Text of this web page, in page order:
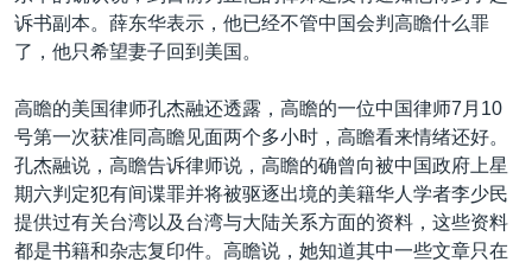
重要讲话与声明
台海两岸关系
南中国海争端
关注西藏
关注新疆
GEN Z 看美国
诉书副本。薛东华表示，他已经不管中国会判高瞻什么罪
了，他只希望妻子回到美国。
高瞻的美国律师孔杰融还透露，高瞻的一位中国律师7月10
号第一次获准同高瞻见面两个多小时，高瞻看来情绪还好。
孔杰融说，高瞻告诉律师说，高瞻的确曾向被中国政府上星
期六判定犯有间谍罪并将被驱逐出境的美籍华人学者李少民
提供过有关台湾以及台湾与大陆关系方面的资料，这些资料
都是书籍和杂志复印件。高瞻说，她知道其中一些文章只在